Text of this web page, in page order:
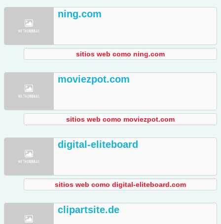
ning.com
sitios web como ning.com
moviezpot.com
sitios web como moviezpot.com
digital-eliteboard
sitios web como digital-eliteboard.com
clipartsite.de